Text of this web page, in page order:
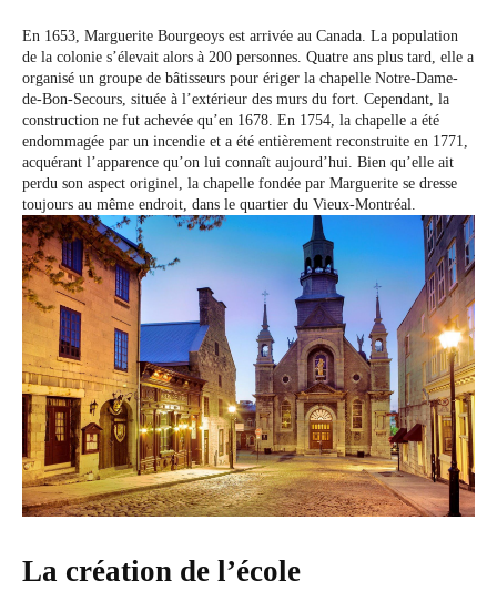
En 1653, Marguerite Bourgeoys est arrivée au Canada. La population
de la colonie s’élevait alors à 200 personnes. Quatre ans plus tard, elle a
organisé un groupe de bâtisseurs pour ériger la chapelle Notre-Dame-
de-Bon-Secours, située à l’extérieur des murs du fort. Cependant, la
construction ne fut achevée qu’en 1678. En 1754, la chapelle a été
endommagée par un incendie et a été entièrement reconstruite en 1771,
acquérant l’apparence qu’on lui connaît aujourd’hui. Bien qu’elle ait
perdu son aspect originel, la chapelle fondée par Marguerite se dresse
toujours au même endroit, dans le quartier du Vieux-Montréal.
La création de l’école